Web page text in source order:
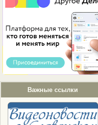
Важные ссылки